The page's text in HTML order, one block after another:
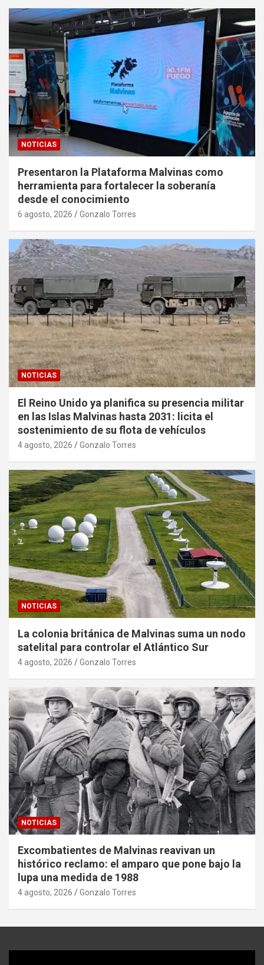
NOTICIAS
Presentaron la Plataforma Malvinas como
herramienta para fortalecer la soberanía
desde el conocimiento
6 agosto, 2026 Gonzalo Torres
NOTICIAS
El Reino Unido ya planifica su presencia militar
en las Islas Malvinas hasta 2031: licita el
sostenimiento de su flota de vehículos
4 agosto, 2026 Gonzalo Torres
NOTICIAS
La colonia británica de Malvinas suma un nodo
satelital para controlar el Atlántico Sur
4 agosto, 2026 Gonzalo Torres
NOTICIAS
Excombatientes de Malvinas reavivan un
histórico reclamo: el amparo que pone bajo la
lupa una medida de 1988
4 agosto, 2026 Gonzalo Torres